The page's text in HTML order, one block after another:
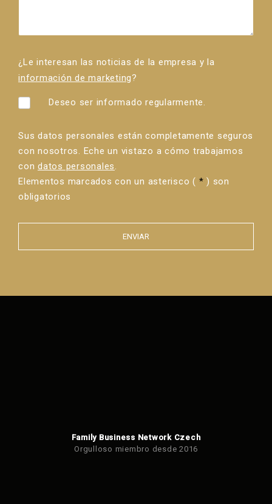
¿Le interesan las noticias de la empresa y la
información de marketing?
Deseo ser informado regularmente.
Sus datos personales están completamente seguros
con nosotros. Eche un vistazo a cómo trabajamos
con datos personales.
Elementos marcados con un asterisco ( * ) son
obligatorios
ENVIAR
Family Business Network Czech
Orgulloso miembro desde 2016